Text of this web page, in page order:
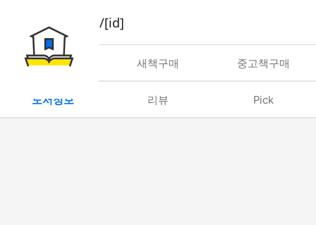
book/rent/[id]
대여 새책구매 중고책구매
도서정보 리뷰 Pick